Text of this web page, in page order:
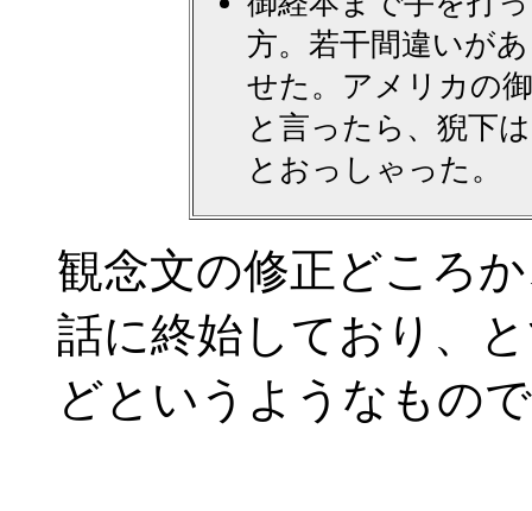
方。若干間違いが
せた。アメリカの
と言ったら、猊下
とおっしゃった。
観念文の修正どころ
話に終始しており、
どというようなもの